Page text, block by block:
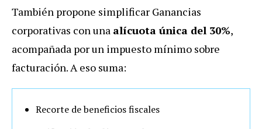
También propone simplificar Ganancias
corporativas con una alícuota única del 30%,
acompañada por un impuesto mínimo sobre
facturación. A eso suma:
Recorte de beneficios fiscales